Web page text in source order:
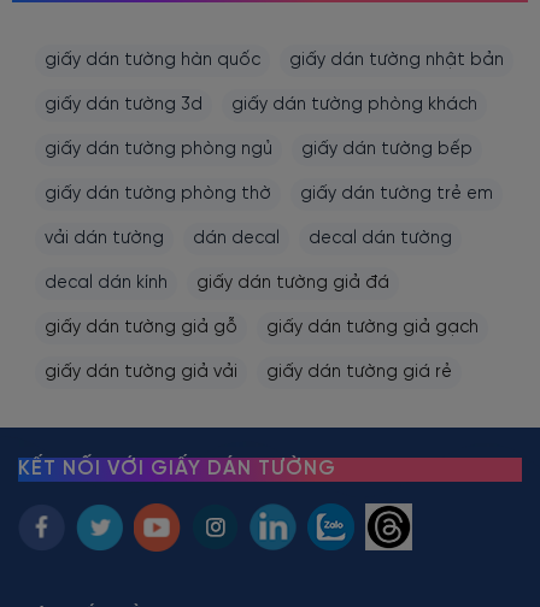
giấy dán tường hàn quốc giấy dán tường nhật bản
giấy dán tường 3d giấy dán tường phòng khách
giấy dán tường phòng ngủ giấy dán tường bếp
giấy dán tường phòng thờ giấy dán tường trẻ em
vải dán tường dán decal decal dán tường
decal dán kính giấy dán tường giả đá
giấy dán tường giả gỗ giấy dán tường giả gạch
giấy dán tường giả vải giấy dán tường giá rẻ
KẾT NỐI VỚI GIẤY DÁN TƯỜNG